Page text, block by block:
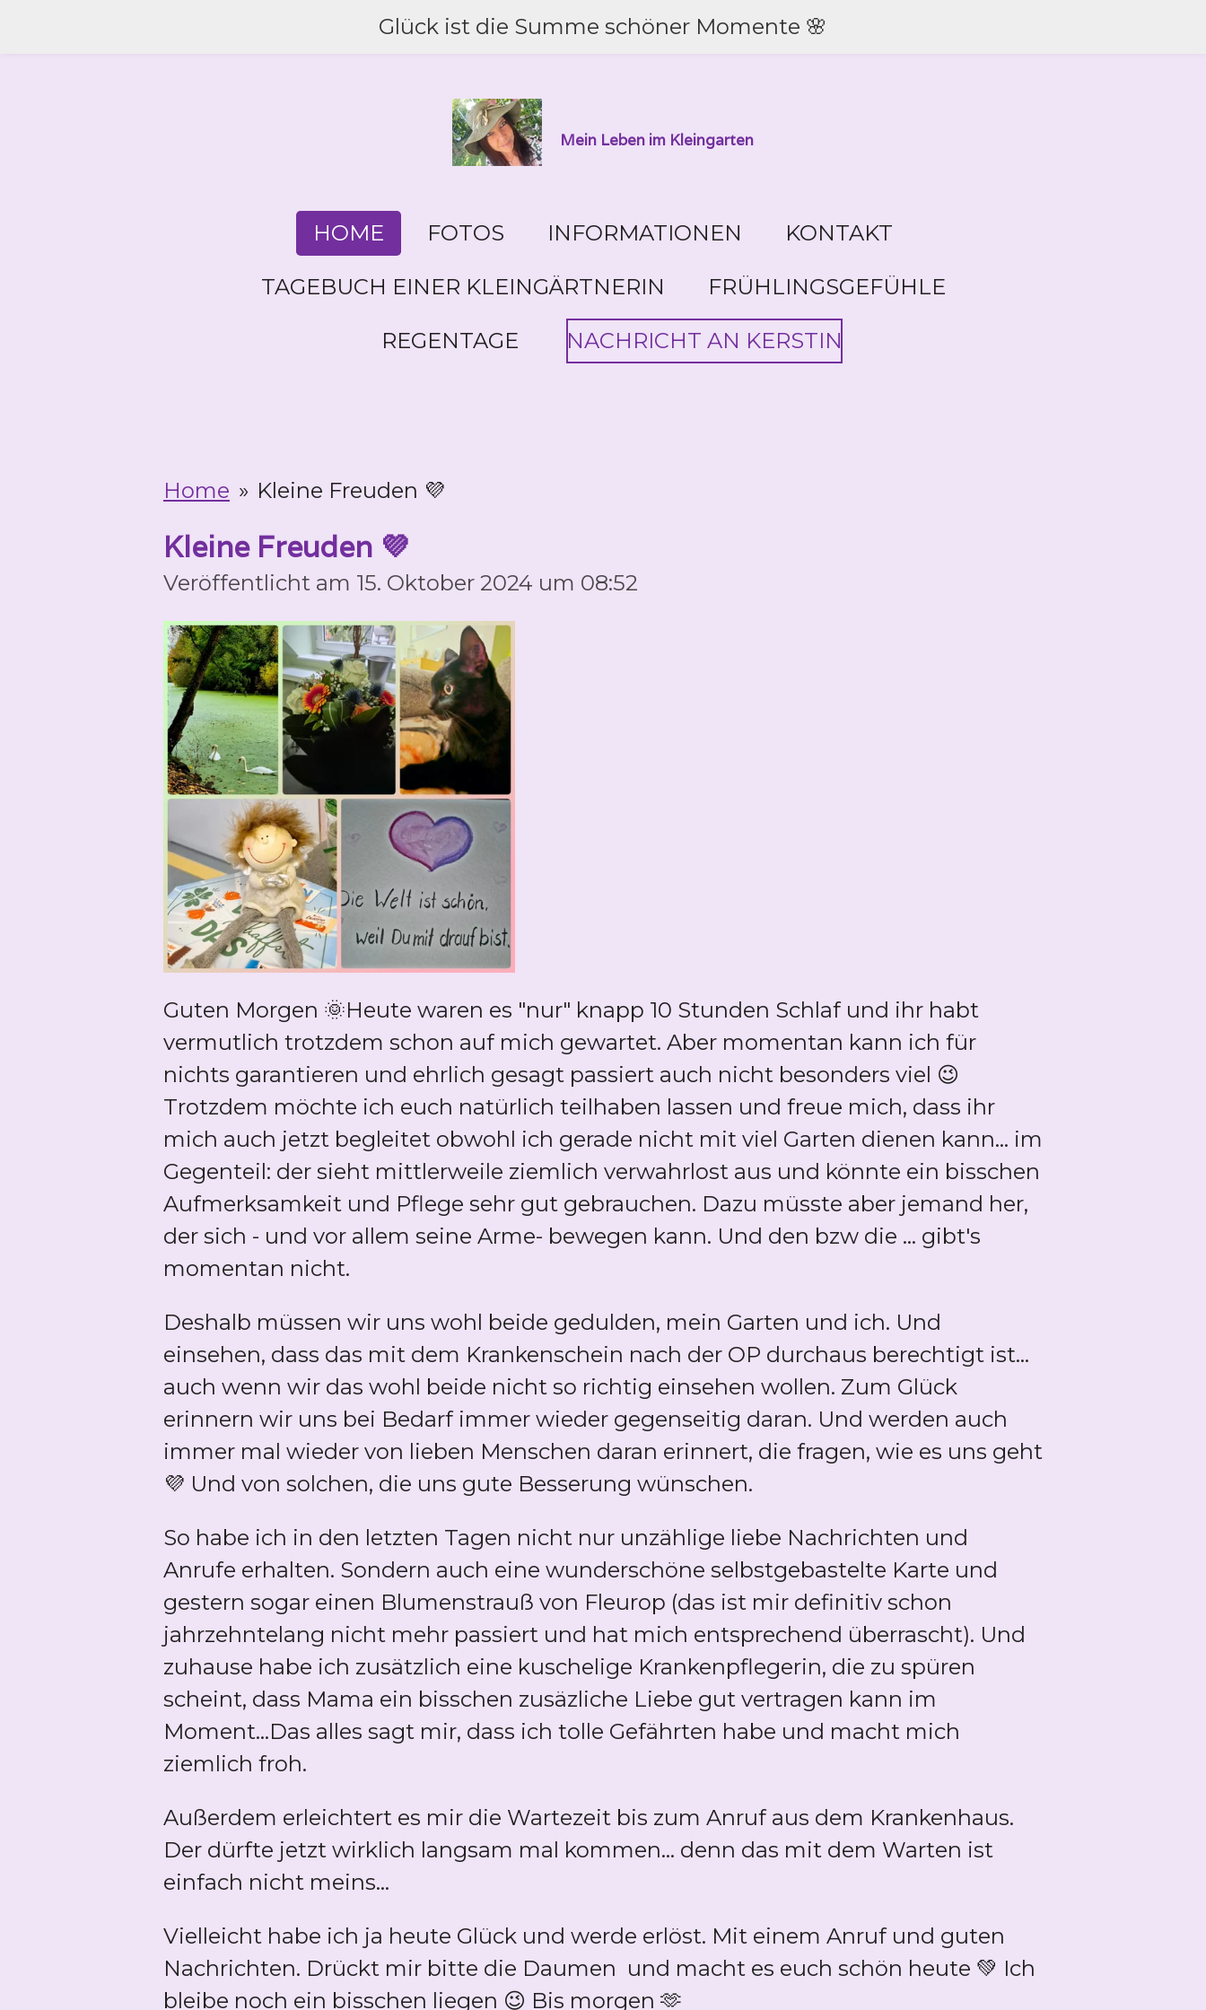
Glück ist die Summe schöner Momente 🌸
Mein Leben im Kleingarten
HOME FOTOS INFORMATIONEN KONTAKT
TAGEBUCH EINER KLEINGÄRTNERIN FRÜHLINGSGEFÜHLE
REGENTAGE NACHRICHT AN KERSTIN
Home » Kleine Freuden 💜
Kleine Freuden 💜
Veröffentlicht am 15. Oktober 2024 um 08:52
Guten Morgen 🌞Heute waren es "nur" knapp 10 Stunden Schlaf und ihr habt
vermutlich trotzdem schon auf mich gewartet. Aber momentan kann ich für
nichts garantieren und ehrlich gesagt passiert auch nicht besonders viel 😉
Trotzdem möchte ich euch natürlich teilhaben lassen und freue mich, dass ihr
mich auch jetzt begleitet obwohl ich gerade nicht mit viel Garten dienen kann... im
Gegenteil: der sieht mittlerweile ziemlich verwahrlost aus und könnte ein bisschen
Aufmerksamkeit und Pflege sehr gut gebrauchen. Dazu müsste aber jemand her,
der sich - und vor allem seine Arme- bewegen kann. Und den bzw die ... gibt's
momentan nicht.
Deshalb müssen wir uns wohl beide gedulden, mein Garten und ich. Und
einsehen, dass das mit dem Krankenschein nach der OP durchaus berechtigt ist...
auch wenn wir das wohl beide nicht so richtig einsehen wollen. Zum Glück
erinnern wir uns bei Bedarf immer wieder gegenseitig daran. Und werden auch
immer mal wieder von lieben Menschen daran erinnert, die fragen, wie es uns geht
💜 Und von solchen, die uns gute Besserung wünschen.
So habe ich in den letzten Tagen nicht nur unzählige liebe Nachrichten und
Anrufe erhalten. Sondern auch eine wunderschöne selbstgebastelte Karte und
gestern sogar einen Blumenstrauß von Fleurop (das ist mir definitiv schon
jahrzehntelang nicht mehr passiert und hat mich entsprechend überrascht). Und
zuhause habe ich zusätzlich eine kuschelige Krankenpflegerin, die zu spüren
scheint, dass Mama ein bisschen zusäzliche Liebe gut vertragen kann im
Moment...Das alles sagt mir, dass ich tolle Gefährten habe und macht mich
ziemlich froh.
Außerdem erleichtert es mir die Wartezeit bis zum Anruf aus dem Krankenhaus.
Der dürfte jetzt wirklich langsam mal kommen... denn das mit dem Warten ist
einfach nicht meins...
Vielleicht habe ich ja heute Glück und werde erlöst. Mit einem Anruf und guten
Nachrichten. Drückt mir bitte die Daumen und macht es euch schön heute 💚 Ich
bleibe noch ein bisschen liegen 😉 Bis morgen 🫶